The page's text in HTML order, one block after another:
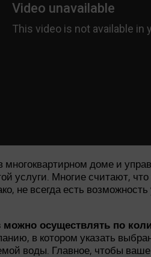
доме и
услуги. Многие считают,
не всегда есть
можно осуществлять по
в котором указать
воды. Главное, чтобы